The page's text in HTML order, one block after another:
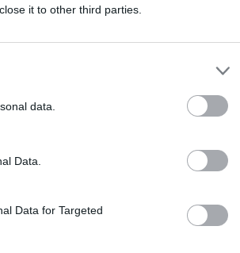
it to other third parties.
data.
Data.
Data for Targeted
V.
už
Jehovos
laisvės
liudytojų